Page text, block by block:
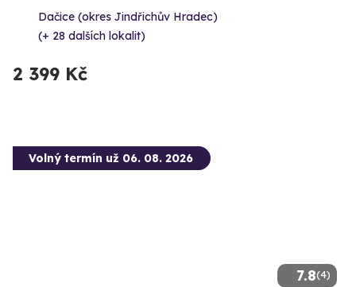
Dačice (okres Jindřichův Hradec)
(+ 28 dalších lokalit)
2 399 Kč
7.8(4)
Volný termín už 06. 08. 2026